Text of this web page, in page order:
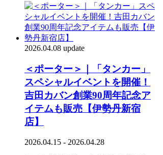
2026.04.08 update
＜ポーター＞｜「タンカー」
スペシャルイベントを開催！
吉田カバン創業90周年記念ア
イテムも販売【伊勢丹新宿
店】
2026.04.15 - 2026.04.28